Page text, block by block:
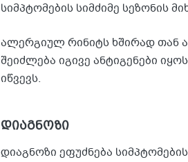
სიმპტომების სიმძიმე სეზონის
ალერგიულ რინიტს ხშირად თან
შეიძლება იგივე ანტიგენები
იწვევს.
დიაგნოზი
დიაგნოზი ეფუძნება